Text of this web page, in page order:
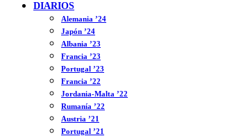
DIARIOS
Alemania ’24
Japón ’24
Albania ’23
Francia ’23
Portugal ’23
Francia ’22
Jordania-Malta ’22
Rumanía ’22
Austria ’21
Portugal ’21